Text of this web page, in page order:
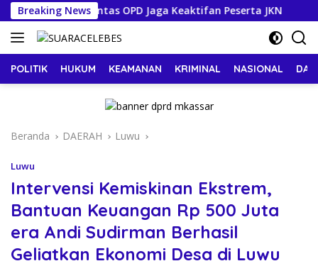
Langsung
ke
konten
Breaking News
Sinergi Lintas OPD Jaga Keaktifan Peserta JKN
POLITIK HUKUM KEAMANAN KRIMINAL NASIONAL
Beranda DAERAH Luwu
Luwu
Intervensi Kemiskinan Ekstrem,
Bantuan Keuangan Rp 500 Juta
era Andi Sudirman Berhasil
Geliatkan Ekonomi Desa di Luwu